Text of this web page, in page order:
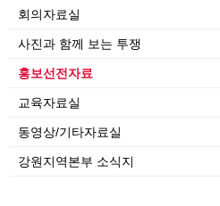
회의자료실
사진과 함께 보는 투쟁
홍보선전자료
교육자료실
동영상/기타자료실
강원지역본부 소식지